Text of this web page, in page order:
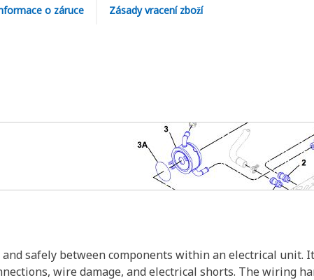
o záruce Zásady vracení zboží
safely between components within an electrical unit.
wire damage, and electrical shorts. The wiring